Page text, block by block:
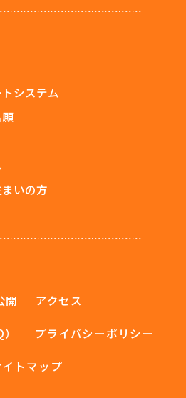
システム
いの方
開 アクセス
プライバシーポリシー
トマップ